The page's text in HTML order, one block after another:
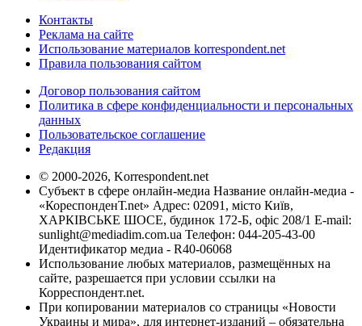
Контакты
Реклама на сайте
Использование материалов korrespondent.net
Правила пользования сайтом
Договор пользования сайтом
Политика в сфере конфиденциальности и персональных
данных
Пользовательское соглашение
Редакция
© 2000-2026, Korrespondent.net
Субъект в сфере онлайн-медиа Название онлайн-медиа -
«КореспонденТ.net» Адрес: 02091, місто Київ,
ХАРКІВСЬКЕ ШОСЕ, будинок 172-Б, офіс 208/1 E-mail:
sunlight@mediadim.com.ua Телефон: 044-205-43-00
Идентификатор медиа - R40-06068
Использование любых материалов, размещённых на
сайте, разрешается при условии ссылки на
Корреспондент.net.
При копировании материалов со страницы «Новости
Украины и мира», для интернет-изданий – обязательна